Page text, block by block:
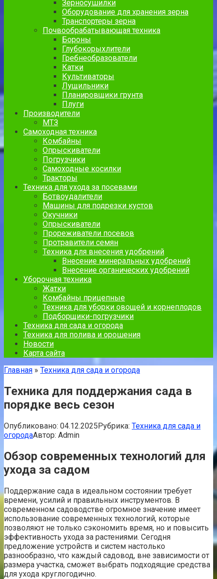
Зерносушилки
Оборудование для хранения зерна
Транспортеры зерна
Почвообрабатывающая техника
Бороны
Глубокорыхлители
Гребнеобразователи
Катки
Культиваторы
Лущильники
Планировщики грунта
Плуги
Производители
МТЗ
Самоходная техника
Комбайны
Опрыскиватели
Погрузчики
Самоходные косилки
Тракторы
Техника для ухода за посевами
Ботвоудалители
Машины для подрезки кустов
Окучники
Опрыскиватели
Прореживатели посевов
Протравители семян
Техника для внесения удобрений
Внесение минеральных удобрений
Внесение органических удобрений
Уборочная техника
Жатки
Комбайны прицепные
Техника для уборки овощей и корнеплодов
Подборщики-погрузчики
Техника для сада и огорода
Техника для полива и орошения
Новости
Карта сайта
Главная » Техника для сада и огорода
Техника для поддержания сада в
порядке весь сезон
Опубликовано: 04.12.2025Рубрика: Техника для сада и
огородаАвтор: Admin
Обзор современных технологий для
ухода за садом
Поддержание сада в идеальном состоянии требует
времени, усилий и правильных инструментов. В
современном садоводстве огромное значение имеет
использование современных технологий, которые
позволяют не только сэкономить время, но и повысить
эффективность ухода за растениями. Сегодня
предложение устройств и систем настолько
разнообразно, что каждый садовод, вне зависимости от
размера участка, сможет выбрать подходящие средства
для ухода круглогодично.